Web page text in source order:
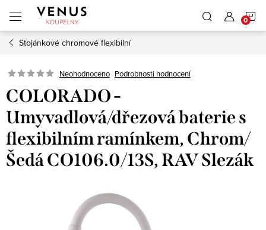
obsah
Stojánkové chromové flexibilní
Neohodnoceno Podrobnosti hodnocení
COLORADO -
Umyvadlová/dřezová baterie s
flexibilním ramínkem, Chrom/
Šedá CO106.0/13S, RAV Slezák